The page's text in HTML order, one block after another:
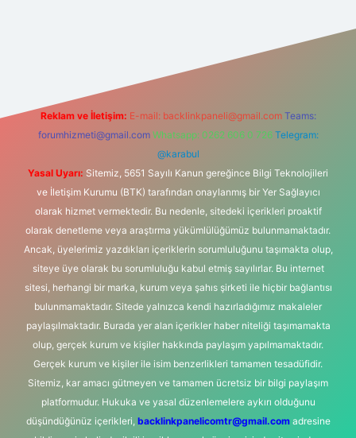
elexbetgiris.org
Reklam ve İletişim: E-mail: backlinkpaneli@gmail.com Teams:
forumhizmeti@gmail.com Whatsapp: 0262 606 0 726 Telegram:
@karabul
Yasal Uyarı: Sitemiz, 5651 Sayılı Kanun gereğince Bilgi Teknolojileri
ve İletişim Kurumu (BTK) tarafından onaylanmış bir Yer Sağlayıcı
olarak hizmet vermektedir. Bu nedenle, sitedeki içerikleri proaktif
olarak denetleme veya araştırma yükümlülüğümüz bulunmamaktadır.
Ancak, üyelerimiz yazdıkları içeriklerin sorumluluğunu taşımakta olup,
siteye üye olarak bu sorumluluğu kabul etmiş sayılırlar. Bu internet
sitesi, herhangi bir marka, kurum veya şahıs şirketi ile hiçbir bağlantısı
bulunmamaktadır. Sitede yalnızca kendi hazırladığımız makaleler
paylaşılmaktadır. Burada yer alan içerikler haber niteliği taşımamakta
olup, gerçek kurum ve kişiler hakkında paylaşım yapılmamaktadır.
Gerçek kurum ve kişiler ile isim benzerlikleri tamamen tesadüfidir.
Sitemiz, kar amacı gütmeyen ve tamamen ücretsiz bir bilgi paylaşım
platformudur. Hukuka ve yasal düzenlemelere aykırı olduğunu
düşündüğünüz içerikleri, backlinkpanelicomtr@gmail.comadresine